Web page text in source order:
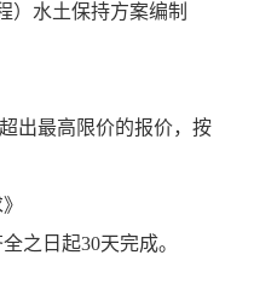
）水土保持方案编制
出最高限价的报价，按
之日起30天完成。